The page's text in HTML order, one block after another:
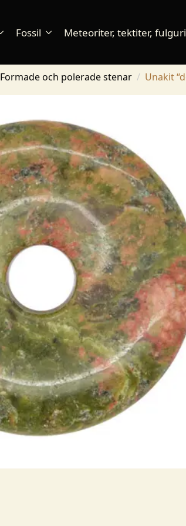
Fossil Meteoriter, tektiter,
Formade och polerade stenar Unakit